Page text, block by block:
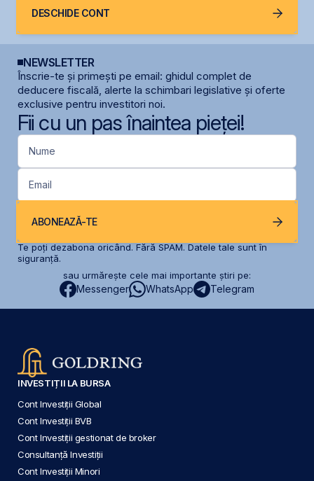
DESCHIDE CONT
NEWSLETTER
Înscrie-te și primești pe email: ghidul complet de
deducere fiscală, alerte la schimbari legislative și oferte
exclusive pentru investitori noi.
Fii cu un pas înaintea pieței!
Nume
Email
ABONEAZĂ-TE
Te poți dezabona oricând. Fără SPAM. Datele tale sunt în
siguranță.
sau urmărește cele mai importante știri pe:
Messenger WhatsApp Telegram
INVESTIȚII LA BURSA
Cont Investiții Global
Cont Investiții BVB
Cont Investiții gestionat de broker
Consultanță Investiții
Cont Investiții Minori